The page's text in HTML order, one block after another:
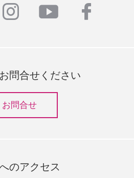
instagram
youtube
問合せください
お問合せ
のアクセス